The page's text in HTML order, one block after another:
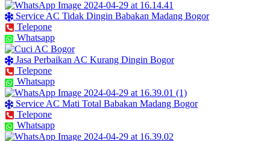
Service AC Tidak Dingin Babakan Madang Bogor
Telepone
Whatsapp
Jasa Perbaikan AC Kurang Dingin Bogor
Telepone
Whatsapp
Service AC Mati Total Babakan Madang Bogor
Telepone
Whatsapp